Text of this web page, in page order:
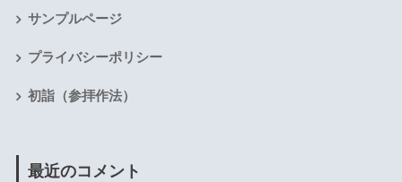
サンプルページ
プライバシーポリシー
初詣（参拝作法）
最近のコメント